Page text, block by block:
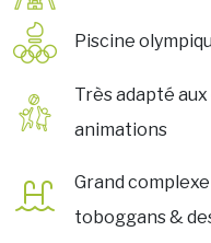
Piscine
Très adapté
animations
Grand
toboggans &